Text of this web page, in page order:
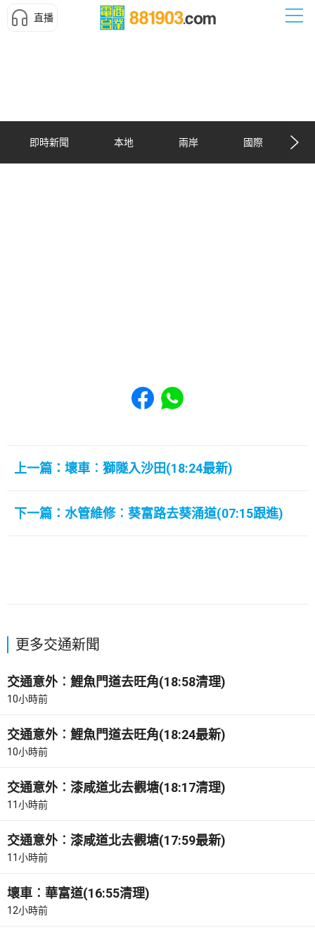
直播
即時新聞 本地 兩岸 國際
Share to Facebook
Share to WhatsApp
上一篇：壞車︰獅隧入沙田(18:24最新)
下一篇：水管維修︰葵富路去葵涌道(07:15跟進)
更多交通新聞
交通意外︰鯉魚門道去旺角(18:58清理)
10小時前
交通意外︰鯉魚門道去旺角(18:24最新)
10小時前
交通意外︰漆咸道北去觀塘(18:17清理)
11小時前
交通意外︰漆咸道北去觀塘(17:59最新)
11小時前
壞車︰華富道(16:55清理)
12小時前